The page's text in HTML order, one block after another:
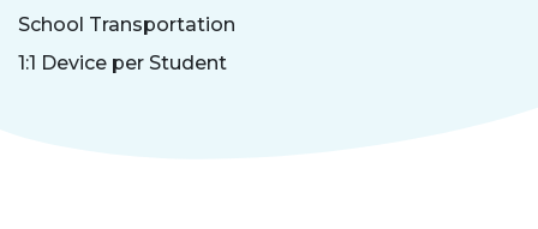
School Transportation
1:1 Device per Student